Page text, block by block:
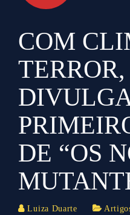
COM
DE “OS
Luiza Duarte